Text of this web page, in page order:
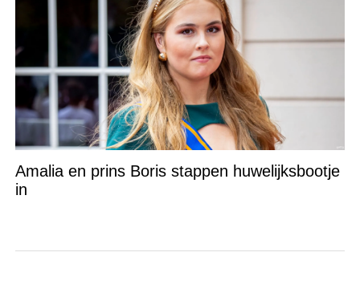
Amalia en prins Boris stappen huwelijksbootje
in